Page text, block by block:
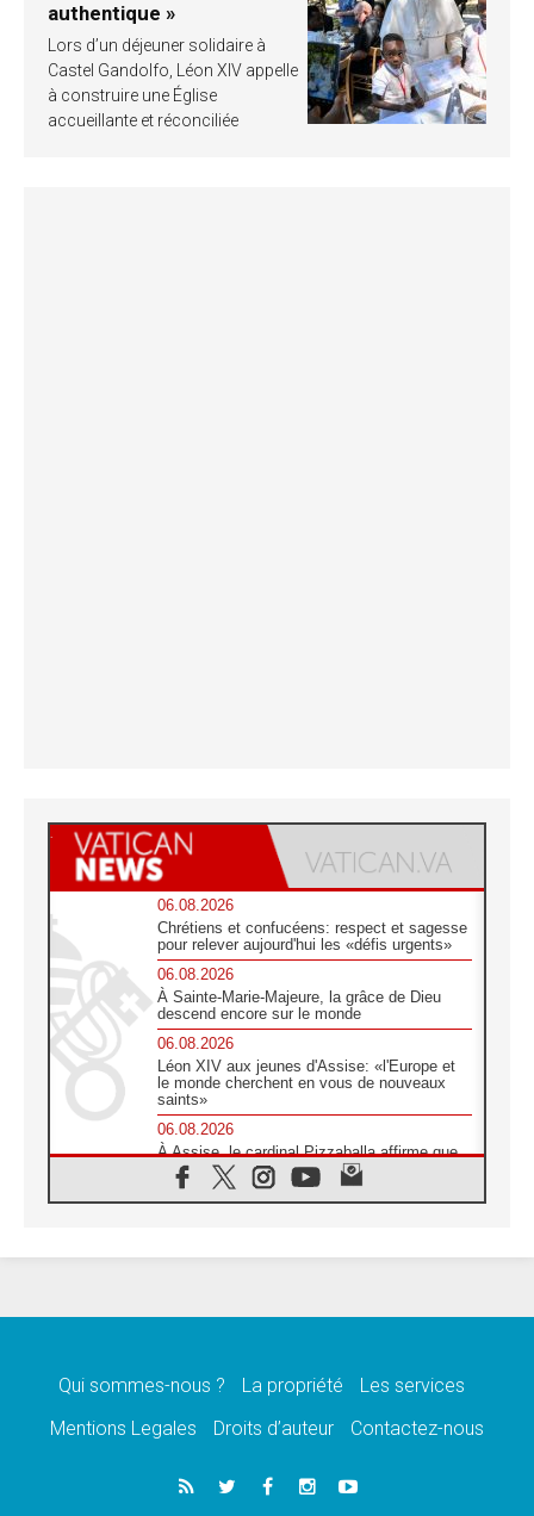
authentique »
Lors d’un déjeuner solidaire à
Castel Gandolfo, Léon XIV appelle
à construire une Église
accueillante et réconciliée
06.08.2026
Chrétiens et confucéens: respect et sagesse
pour relever aujourd'hui les «défis urgents»
06.08.2026
À Sainte-Marie-Majeure, la grâce de Dieu
descend encore sur le monde
06.08.2026
Léon XIV aux jeunes d'Assise: «l'Europe et
le monde cherchent en vous de nouveaux
saints»
06.08.2026
À Assise, le cardinal Pizzaballa affirme que
«les chrétiens veulent la paix»
06.08.2026
message de paix et de dignité humaine»
«La visite du Pape en Uruguay renforcera
05.08.2026
Le nonce en Ukraine: «Il est inquiétant
Qui sommes-nous ? La propriété
Les services
Mentions Legales
Droits d’auteur Contactez-nous